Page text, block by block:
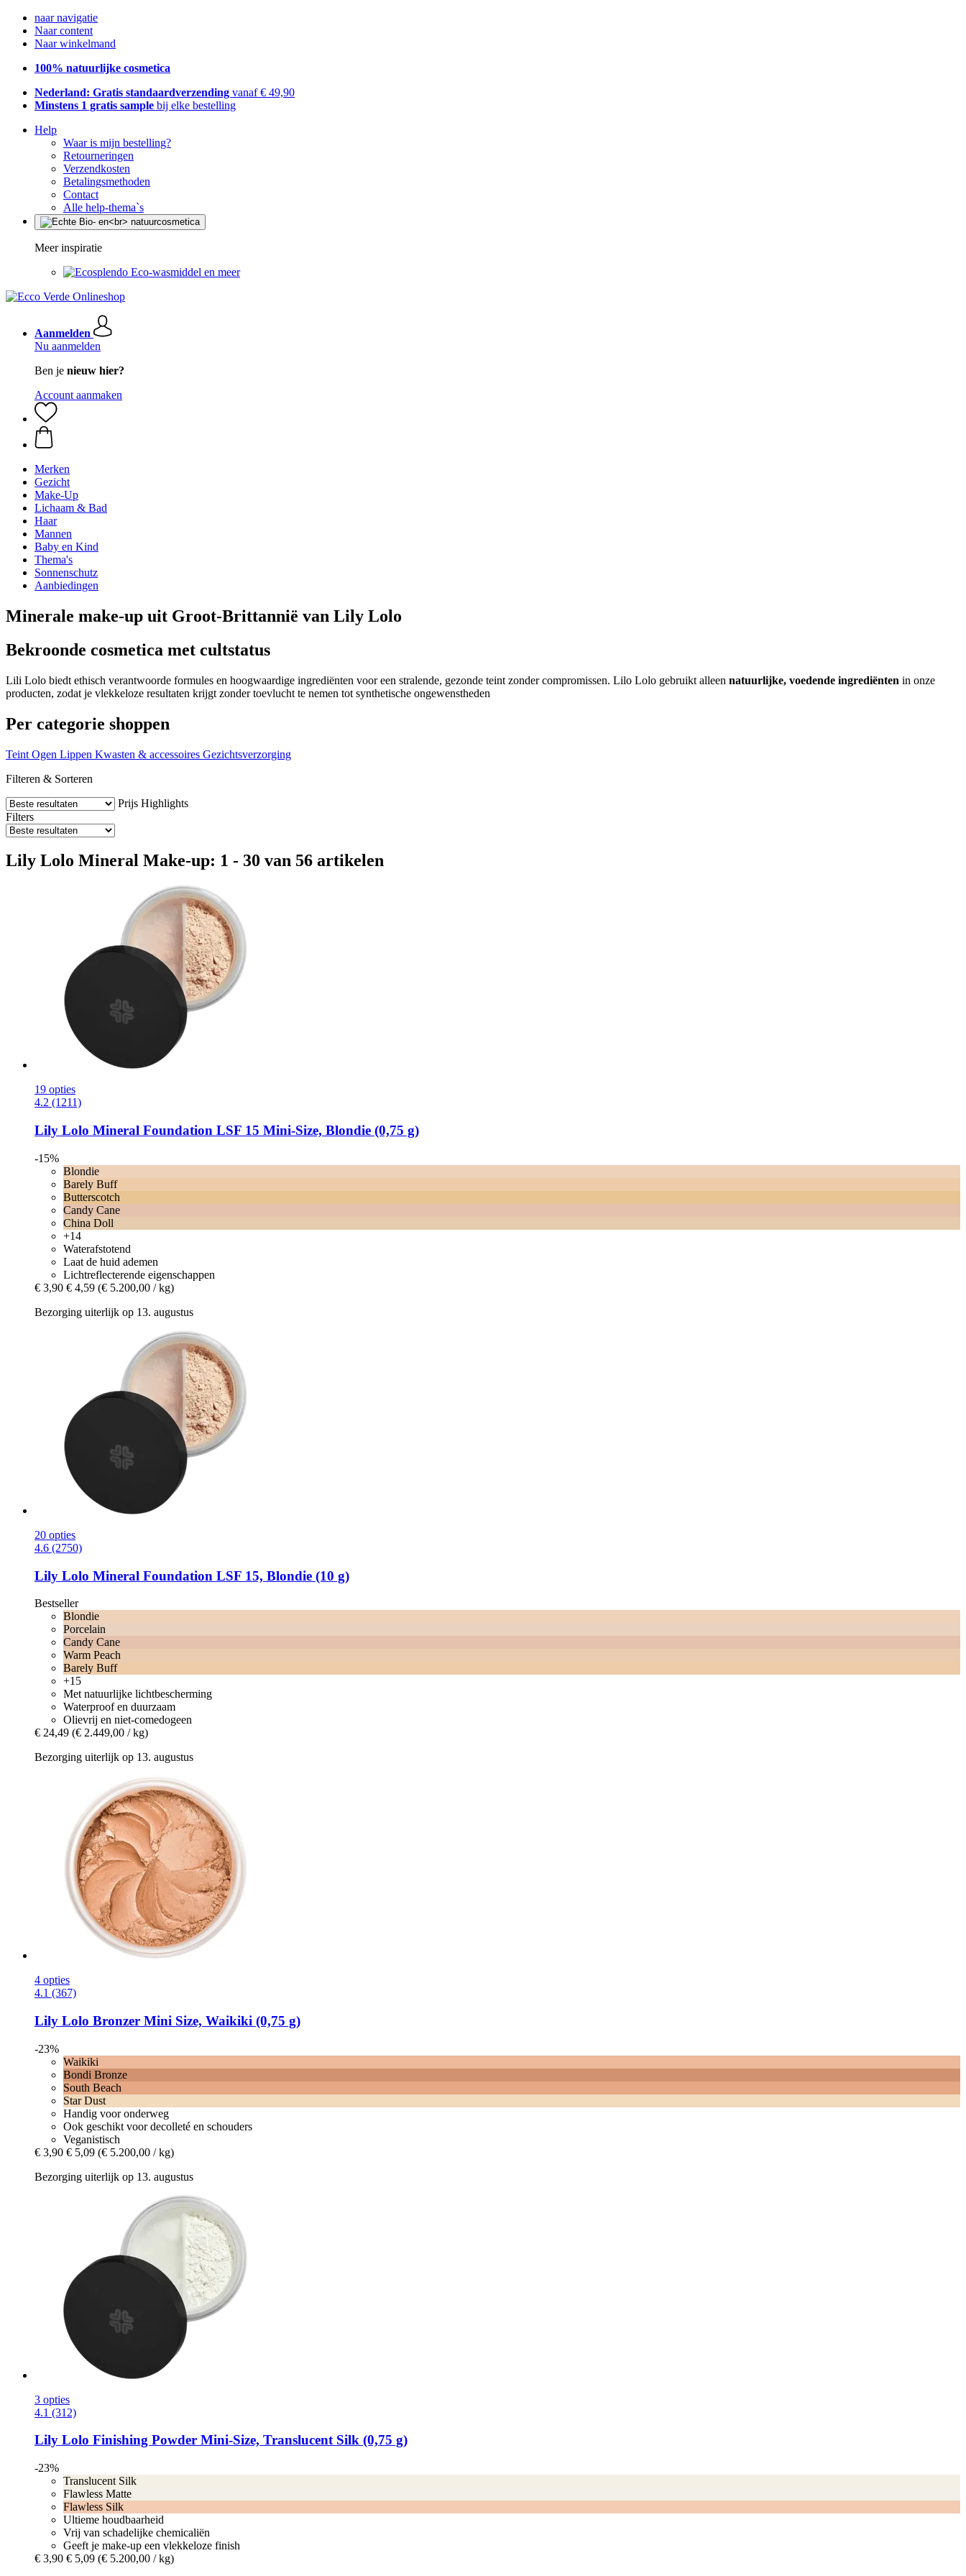
naar navigatie
Naar content
Naar winkelmand
100% natuurlijke cosmetica
Nederland: Gratis standaardverzending vanaf € 49,90
Minstens 1 gratis sample bij elke bestelling
Help
Waar is mijn bestelling?
Retourneringen
Verzendkosten
Betalingsmethoden
Contact
Alle help-thema`s
Meer inspiratie
Eco-wasmiddel en meer
Aanmelden
Nu aanmelden
Ben je nieuw hier?
Account aanmaken
Merken
Gezicht
Make-Up
Lichaam & Bad
Haar
Mannen
Baby en Kind
Thema's
Sonnenschutz
Aanbiedingen
Minerale make-up uit Groot-Brittannië van Lily Lolo
Bekroonde cosmetica met cultstatus
Lili Lolo biedt ethisch verantwoorde formules en hoogwaardige ingrediënten voor een stralende, gezonde teint zonder compromissen. Lilo Lolo gebruikt alleen natuurlijke, voedende ingrediënten in onze
producten, zodat je vlekkeloze resultaten krijgt zonder toevlucht te nemen tot synthetische ongewenstheden
Per categorie shoppen
Teint Ogen Lippen Kwasten & accessoires Gezichtsverzorging
Filteren & Sorteren
Prijs Highlights
Filters
Lily Lolo Mineral Make-up: 1 - 30 van 56 artikelen
19 opties
4.2 (1211)
Lily Lolo Mineral Foundation LSF 15 Mini-​Size, Blondie (0,75 g)
-15%
Blondie
Barely Buff
Butterscotch
Candy Cane
China Doll
+14
Waterafstotend
Laat de huid ademen
Lichtreflecterende eigenschappen
€ 3,90 € 4,59 (€ 5.200,00 / kg)
Bezorging uiterlijk op 13. augustus
20 opties
4.6 (2750)
Lily Lolo Mineral Foundation LSF 15, Blondie (10 g)
Bestseller
Blondie
Porcelain
Candy Cane
Warm Peach
Barely Buff
+15
Met natuurlijke lichtbescherming
Waterproof en duurzaam
Olievrij en niet-comedogeen
€ 24,49 (€ 2.449,00 / kg)
Bezorging uiterlijk op 13. augustus
4 opties
4.1 (367)
Lily Lolo Bronzer Mini Size, Waikiki (0,75 g)
-23%
Waikiki
Bondi Bronze
South Beach
Star Dust
Handig voor onderweg
Ook geschikt voor decolleté en schouders
Veganistisch
€ 3,90 € 5,09 (€ 5.200,00 / kg)
Bezorging uiterlijk op 13. augustus
3 opties
4.1 (312)
Lily Lolo Finishing Powder Mini-​Size, Translucent Silk (0,75 g)
-23%
Translucent Silk
Flawless Matte
Flawless Silk
Ultieme houdbaarheid
Vrij van schadelijke chemicaliën
Geeft je make-up een vlekkeloze finish
€ 3,90 € 5,09 (€ 5.200,00 / kg)